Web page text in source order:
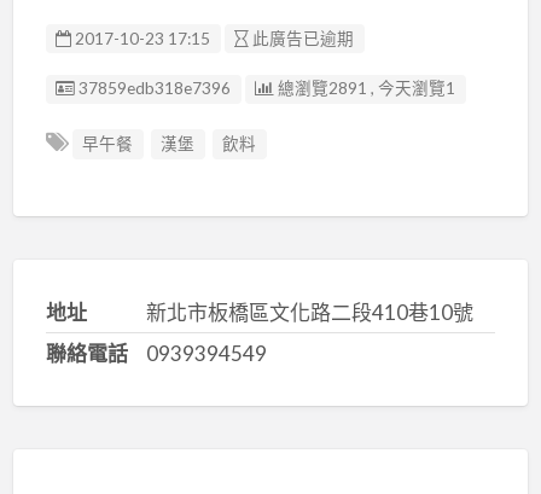
2017-10-23 17:15 此廣告已逾期
廣告编號
37859edb318e7396 總瀏覽2891 , 今天瀏覽1
早午餐 漢堡 飲料
地址
新北市板橋區文化路二段410巷10號
聯絡電話
0939394549